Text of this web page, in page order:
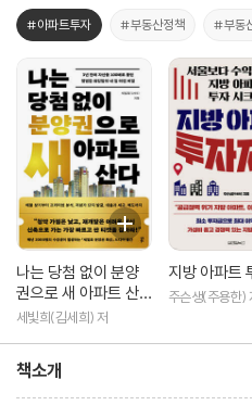
#아파트투자 #부동산정책 #부동
나는 당첨 없이 분양
권으로 새 아파트 산
다
세빛희(김세희) 저
지방 아파트
주슨생(주용한)
책소개